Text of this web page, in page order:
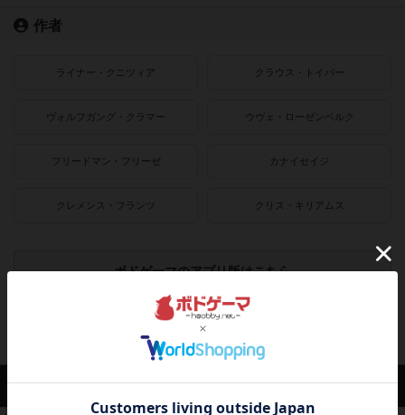
作者
ライナー・クニツィア クラウス・トイバー
ヴォルフガング・クラマー ウヴェ・ローゼンベルク
フリードマン・フリーゼ カナイセイジ
クレメンス・フランツ クリス・キリアムス
ボドゲーマのアプリ版はこちら
アクセス数 急上昇中